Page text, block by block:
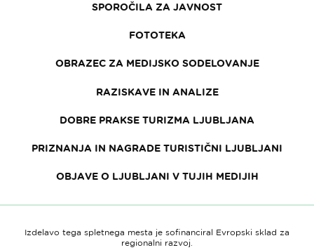
SPOROČILA ZA JAVNOST
FOTOTEKA
OBRAZEC ZA MEDIJSKO SODELOVANJE
RAZISKAVE IN ANALIZE
DOBRE PRAKSE TURIZMA LJUBLJANA
PRIZNANJA IN NAGRADE TURISTIČNI LJUBLJANI
OBJAVE O LJUBLJANI V TUJIH MEDIJIH
Izdelavo tega spletnega mesta je sofinanciral Evropski sklad za
regionalni razvoj.